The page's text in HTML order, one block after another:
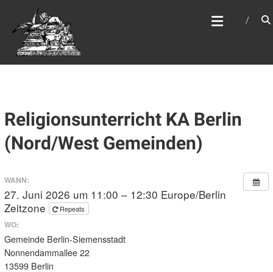
springen
WEBSITE DES
APOSTELAMTES JESU
CHRISTI KÖR
Religionsunterricht KA Berlin
(Nord/West Gemeinden)
WANN:
27. Juni 2026 um 11:00 – 12:30 Europe/Berlin
Zeitzone
Repeats
WO:
Gemeinde Berlin-Siemensstadt
Nonnendammallee 22
13599 Berlin